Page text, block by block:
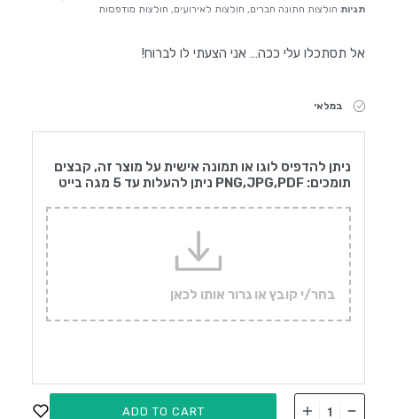
תגיות חולצות חתונה חברים, חולצות לאירועים, חולצות מודפסות
אל תסתכלו עלי ככה… אני הצעתי לו לברוח!
במלאי
ניתן להדפיס לוגו או תמונה אישית על מוצר זה, קבצים
תומכים: PNG,JPG,PDF ניתן להעלות עד 5 מגה בייט
בחר/י קובץ או גרור אותו לכאן
ADD TO CART